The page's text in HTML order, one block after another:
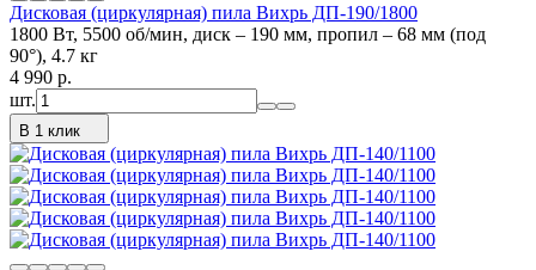
Дисковая (циркулярная) пила Вихрь ДП-190/1800
1800 Вт, 5500 об/мин, диск – 190 мм, пропил – 68 мм (под
90°), 4.7 кг
4 990 p.
шт.
В 1 клик